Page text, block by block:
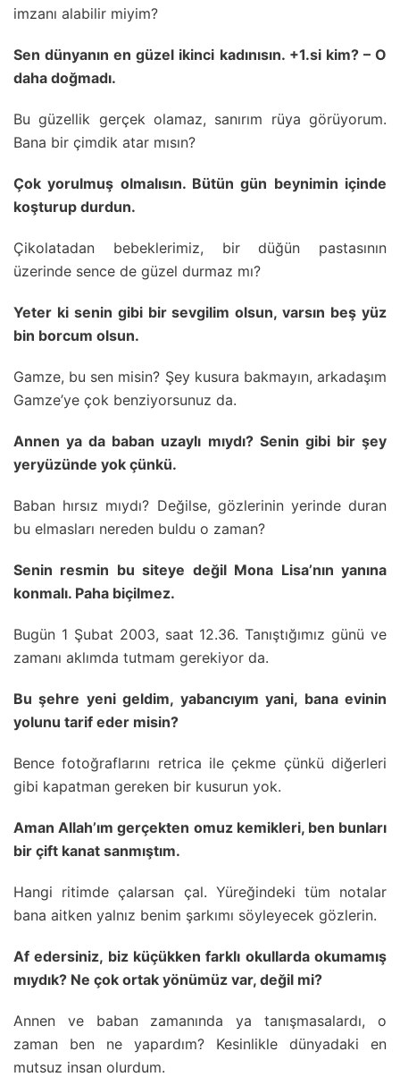
imzanı alabilir miyim?
Sen dünyanın en güzel ikinci kadınısın. +1.si kim? – O
daha doğmadı.
Bu güzellik gerçek olamaz, sanırım rüya görüyorum.
Bana bir çimdik atar mısın?
Çok yorulmuş olmalısın. Bütün gün beynimin içinde
koşturup durdun.
Çikolatadan bebeklerimiz, bir düğün pastasının
üzerinde sence de güzel durmaz mı?
Yeter ki senin gibi bir sevgilim olsun, varsın beş yüz
bin borcum olsun.
Gamze, bu sen misin? Şey kusura bakmayın, arkadaşım
Gamze’ye çok benziyorsunuz da.
Annen ya da baban uzaylı mıydı? Senin gibi bir şey
yeryüzünde yok çünkü.
Baban hırsız mıydı? Değilse, gözlerinin yerinde duran
bu elmasları nereden buldu o zaman?
Senin resmin bu siteye değil Mona Lisa’nın yanına
konmalı. Paha biçilmez.
Bugün 1 Şubat 2003, saat 12.36. Tanıştığımız günü ve
zamanı aklımda tutmam gerekiyor da.
Bu şehre yeni geldim, yabancıyım yani, bana evinin
yolunu tarif eder misin?
Bence fotoğraflarını retrica ile çekme çünkü diğerleri
gibi kapatman gereken bir kusurun yok.
Aman Allah’ım gerçekten omuz kemikleri, ben bunları
bir çift kanat sanmıştım.
Hangi ritimde çalarsan çal. Yüreğindeki tüm notalar
bana aitken yalnız benim şarkımı söyleyecek gözlerin.
Af edersiniz, biz küçükken farklı okullarda okumamış
mıydık? Ne çok ortak yönümüz var, değil mi?
Annen ve baban zamanında ya tanışmasalardı, o
zaman ben ne yapardım? Kesinlikle dünyadaki en
mutsuz insan olurdum.